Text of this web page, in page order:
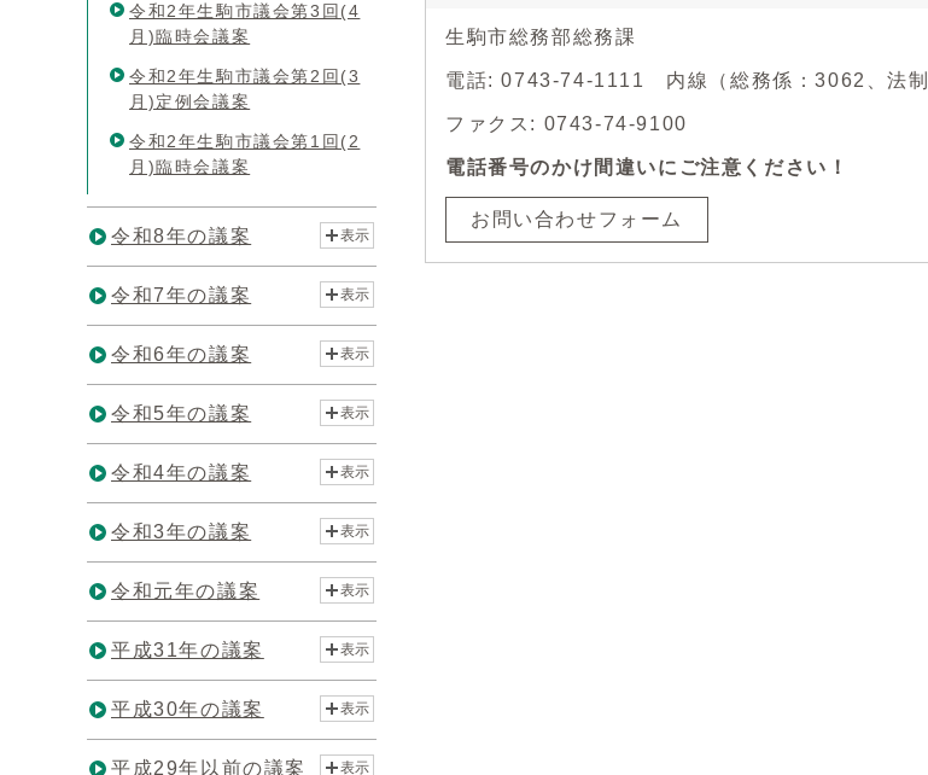
生駒市総務部総務課
電話: 0743-74-1111 内線（総務係：3062、法制
ファクス: 0743-74-9100
電話番号のかけ間違いにご注意ください！
お問い合わせフォーム
令和2年生駒市議会第3回(4
月)臨時会議案
令和2年生駒市議会第2回(3
月)定例会議案
令和2年生駒市議会第1回(2
月)臨時会議案
令和8年の議案 表示
令和7年の議案 表示
令和6年の議案 表示
令和5年の議案 表示
令和4年の議案 表示
令和3年の議案 表示
令和元年の議案 表示
平成31年の議案 表示
平成30年の議案 表示
平成29年以前の議案 表示